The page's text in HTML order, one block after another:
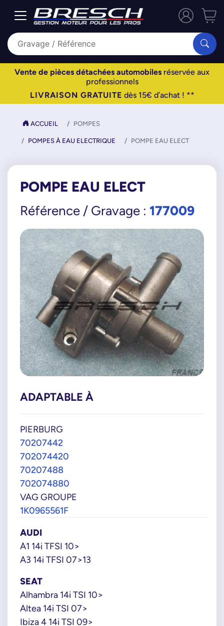
Vente de pièces détachées automobiles réservée aux
professionnels
LIVRAISON GRATUITE dès 15€ d’achat ! **
ACCUEIL POMPES
POMPES À EAU ELECTRIQUE POMPE EAU ELECT
POMPE EAU ELECT
Référence / Gravage : 177009
ADAPTABLE À
PIERBURG
70207442
702074420
70207488
702074880
VAG GROUPE
1K0965561F
AUDI
A1 14i TFSI 10>
A3 14i TFSI 07>13
SEAT
Alhambra 14i TSI 10>
Altea 14i TSI 07>
Ibiza 4 14i TSI 09>